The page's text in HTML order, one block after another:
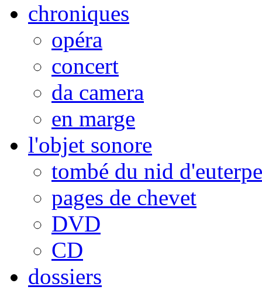
chroniques
opéra
concert
da camera
en marge
l'objet sonore
tombé du nid d'euterpe
pages de chevet
DVD
CD
dossiers